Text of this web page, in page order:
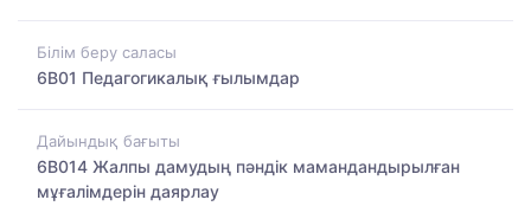
Білім беру саласы
6B01 Педагогикалық ғылымдар
Дайындық бағыты
6B014 Жалпы дамудың пәндік мамандандырылған
мұғалімдерін даярлау